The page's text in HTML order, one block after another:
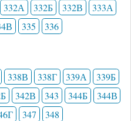
332А 332Б 332В
333А
335 336
338В 338Г 339А
339Б
342В 343 344Б
344В
347 348